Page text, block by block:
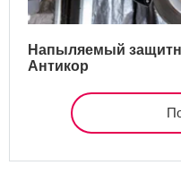
Напыляемый
Антикор